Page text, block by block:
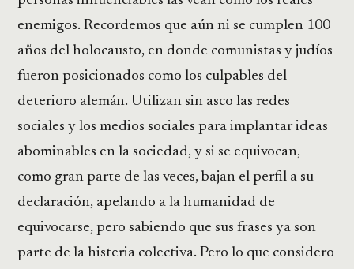
enemigos. Recordemos que aún ni se cumplen 100
años del holocausto, en donde comunistas y judíos
fueron posicionados como los culpables del
deterioro alemán. Utilizan sin asco las redes
sociales y los medios sociales para implantar ideas
abominables en la sociedad, y si se equivocan,
como gran parte de las veces, bajan el perfil a su
declaración, apelando a la humanidad de
equivocarse, pero sabiendo que sus frases ya son
parte de la histeria colectiva. Pero lo que considero